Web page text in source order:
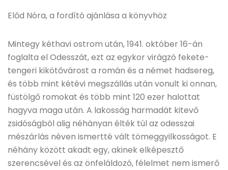
Előd Nóra, a fordító ajánlása a könyvhöz
Mintegy kéthavi ostrom után, 1941. október 16-án
foglalta el Odesszát, ezt az egykor virágzó fekete-
tengeri kikötővárost a román és a német hadsereg,
és több mint kétévi megszállás után vonult ki onnan,
füstölgő romokat és több mint 120 ezer halottat
hagyva maga után. A lakosság harmadát kitevő
zsidóságból alig néhányan élték túl az odesszai
mészárlás néven ismertté vált tömeggyilkosságot. E
néhány között akadt egy, akinek elképesztő
szerencsével és az önfeláldozó, félelmet nem ismerő